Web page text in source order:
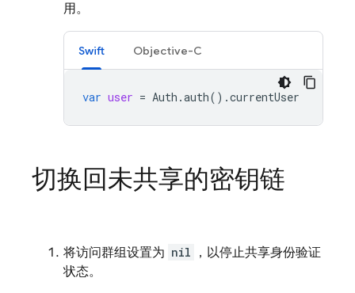
用。
Swift Objective-C
var user = Auth .auth().currentUser
切换回未共享的密钥链
将访问群组设置为 nil
，以停止共享身份验证
状态。